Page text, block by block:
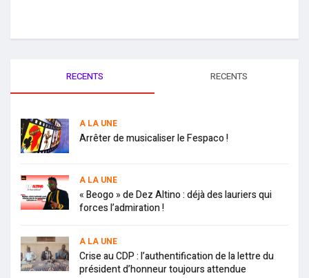
RECENTS RECENTS
A LA UNE
Arrêter de musicaliser le Fespaco !
A LA UNE
« Beogo » de Dez Altino : déjà des lauriers qui
forces l’admiration !
A LA UNE
Crise au CDP : l’authentification de la lettre du
président d’honneur toujours attendue